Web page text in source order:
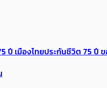
ปี เมืองไทยประกันชีวิต 75